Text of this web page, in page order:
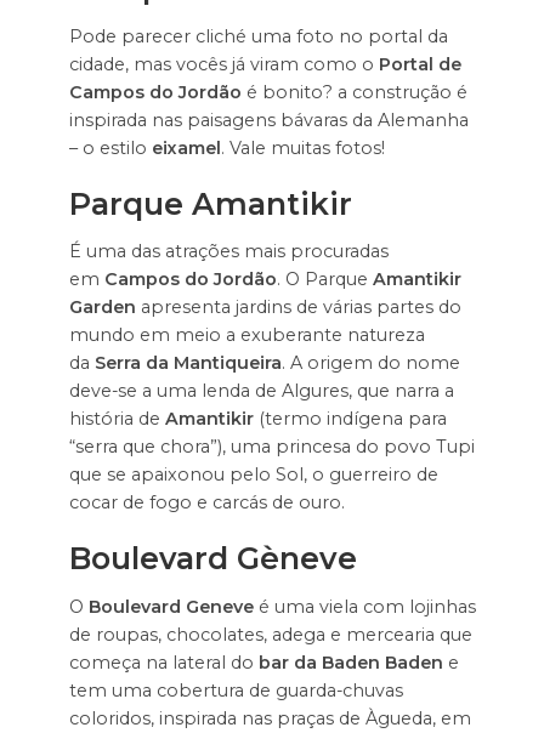
Pode parecer cliché uma foto no portal da
cidade, mas vocês já viram como o Portal de
Campos do Jordão é bonito? a construção é
inspirada nas paisagens bávaras da Alemanha
– o estilo eixamel. Vale muitas fotos!
Parque Amantikir
É uma das atrações mais procuradas
em Campos do Jordão. O Parque Amantikir
Garden apresenta jardins de várias partes do
mundo em meio a exuberante natureza
da Serra da Mantiqueira. A origem do nome
deve-se a uma lenda de Algures, que narra a
história de Amantikir (termo indígena para
“serra que chora”), uma princesa do povo Tupi
que se apaixonou pelo Sol, o guerreiro de
cocar de fogo e carcás de ouro.
Boulevard Gèneve
O Boulevard Geneveé uma viela com lojinhas
de roupas, chocolates, adega e mercearia que
começa na lateral do bar da Baden Baden e
tem uma cobertura de guarda-chuvas
coloridos, inspirada nas praças de Àgueda, em